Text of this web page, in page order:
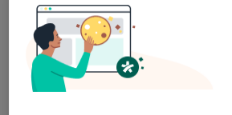
Názory
Přidejte svůj názor